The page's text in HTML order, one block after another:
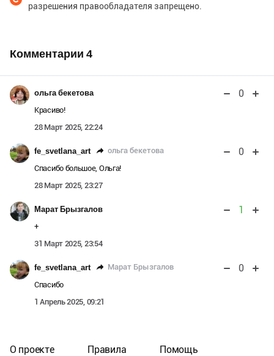
разрешения правообладателя запрещено.
Комментарии 4
ольга бекетова 0
Красиво!
28 Март 2025, 22:24
fe_svetlana_art ольга бекетова 0
Спасибо большое, Ольга!
28 Март 2025, 23:27
Марат Брызгалов 1
+
31 Март 2025, 23:54
fe_svetlana_art Марат Брызгалов 0
Спасибо
1 Апрель 2025, 09:21
О проекте Правила Помощь